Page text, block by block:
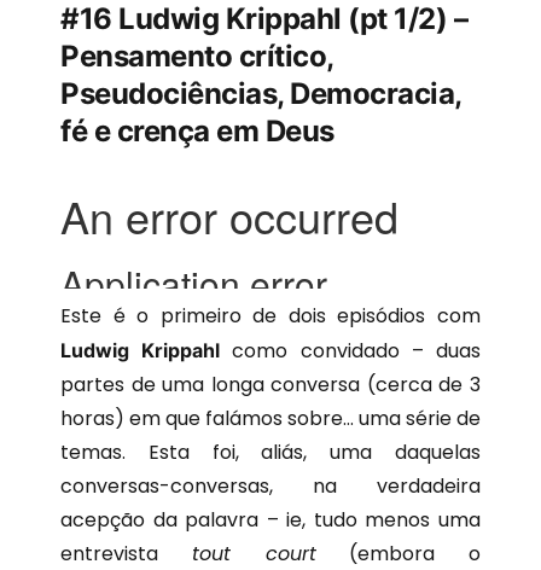
#16 Ludwig Krippahl (pt 1/2) –
Pensamento crítico,
Pseudociências, Democracia,
fé e crença em Deus
Este é o primeiro de dois episódios com
Ludwig Krippahl como convidado – duas
partes de uma longa conversa (cerca de 3
horas) em que falámos sobre… uma série de
temas. Esta foi, aliás, uma daquelas
conversas-conversas, na verdadeira
acepção da palavra – ie, tudo menos uma
entrevista tout court(embora o